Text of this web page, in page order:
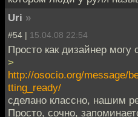
Uri »
#54 | 15.04.08 22:54
Просто как дизайнер могу
>
http://osocio.org/message/
tting_ready/
сделано классно, нашим
Просто, сочно,